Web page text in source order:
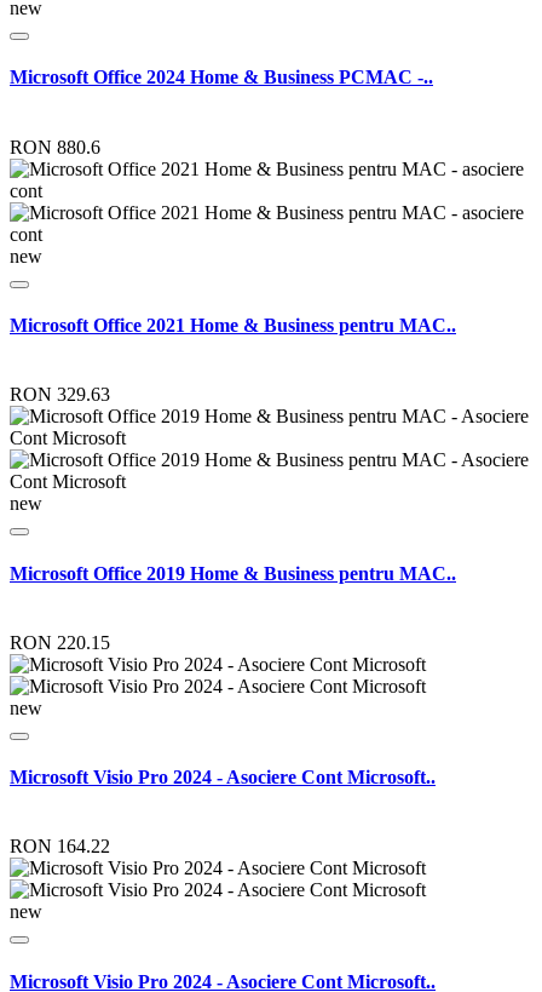
new
Microsoft Office 2024 Home & Business PCMAC -..
RON 880.6
new
Microsoft Office 2021 Home & Business pentru MAC..
RON 329.63
new
Microsoft Office 2019 Home & Business pentru MAC..
RON 220.15
new
Microsoft Visio Pro 2024 - Asociere Cont Microsoft..
RON 164.22
new
Microsoft Visio Pro 2024 - Asociere Cont Microsoft..